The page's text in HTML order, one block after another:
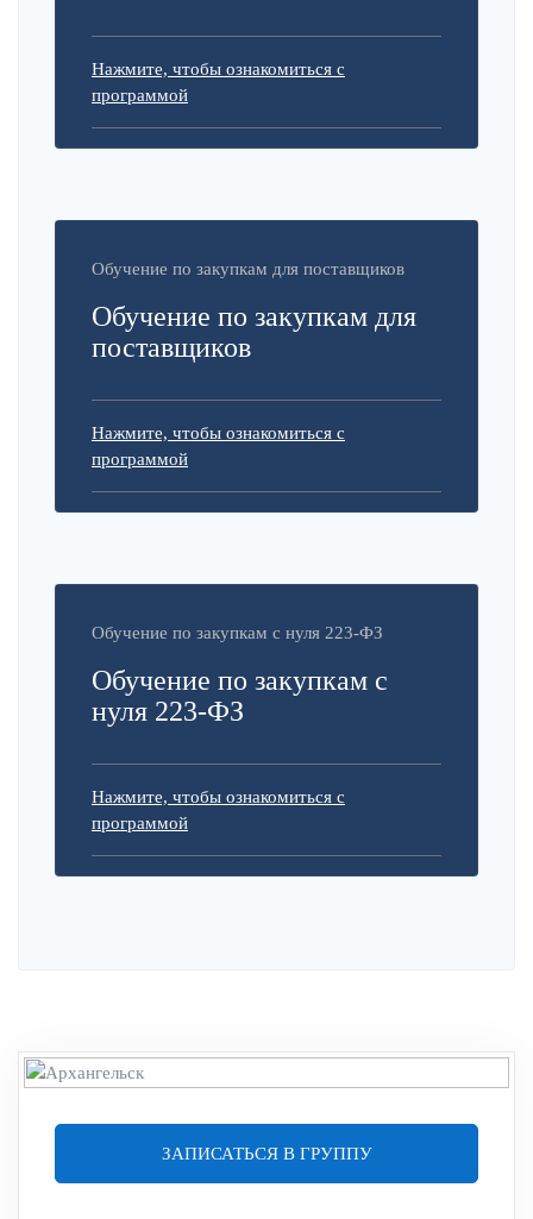
Нажмите, чтобы ознакомиться с
программой
Обучение по закупкам для поставщиков
Обучение по закупкам для
поставщиков
Нажмите, чтобы ознакомиться с
программой
Обучение по закупкам с нуля 223-ФЗ
Обучение по закупкам с
нуля 223-ФЗ
Нажмите, чтобы ознакомиться с
программой
ЗАПИСАТЬСЯ В ГРУППУ